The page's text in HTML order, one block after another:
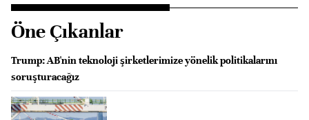
Öne Çıkanlar
Trump: AB'nin teknoloji şirketlerimize yönelik politikalarını
soruşturacağız